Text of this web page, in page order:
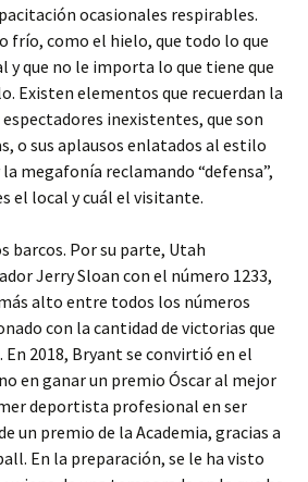
ocasionales respirables.
frío, como el hielo, que todo lo que
y que no le importa lo que tiene que
Existen elementos que recuerdan la
inexistentes, que son
o sus aplausos enlatados al estilo
megafonía reclamando “defensa”,
el local y cuál el visitante.
barcos. Por su parte, Utah
Jerry Sloan con el número 1233,
alto entre todos los números
con la cantidad de victorias que
2018, Bryant se convirtió en el
en ganar un premio Óscar al mejor
deportista profesional en ser
un premio de la Academia, gracias a
En la preparación, se le ha visto